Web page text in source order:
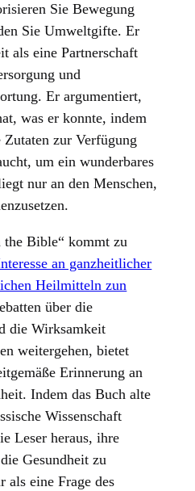
Sie Bewegung
Sie Umweltgifte. Er
als eine Partnerschaft
und
Er argumentiert,
was er konnte, indem
zur Verfügung
um ein wunderbares
nur an den Menschen,
the Bible“ kommt zu
an ganzheitlicher
Heilmitteln zun
über die
die Wirksamkeit
weitergehen, bietet
Erinnerung an
Indem das Buch alte
Wissenschaft
Leser heraus, ihre
Gesundheit zu
als eine Frage des